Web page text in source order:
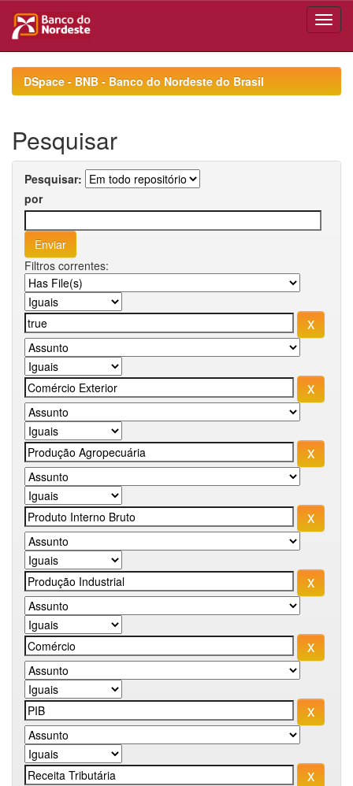
navigationDSpace - BNB - Banco do Nordeste do Brasil
Pesquisar
Pesquisar:
por
Filtros correntes: